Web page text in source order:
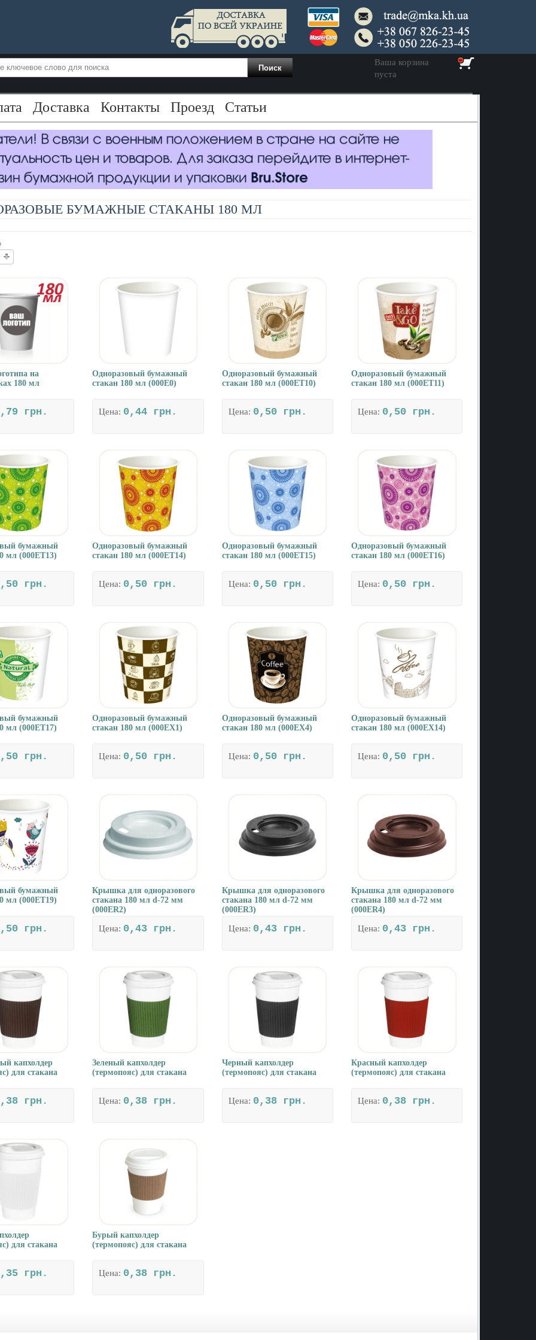
Ваша корзина
пуста
Доставка Контакты Проезд Статьи
БУМАЖНЫЕ СТАКАНЫ 180 МЛ
на
180 мл
грн.
Одноразовый бумажный
стакан 180 мл (000E0)
Цена: 0,44 грн.
Одноразовый бумажный
стакан 180 мл (000ET10)
Цена: 0,50 грн.
Одноразовый бумажный
стакан 180 мл (000ET11)
Цена: 0,50 грн.
бумажный
мл (000ET13)
грн.
Одноразовый бумажный
стакан 180 мл (000ET14)
Цена: 0,50 грн.
Одноразовый бумажный
стакан 180 мл (000ET15)
Цена: 0,50 грн.
Одноразовый бумажный
стакан 180 мл (000ET16)
Цена: 0,50 грн.
бумажный
мл (000ET17)
грн.
Одноразовый бумажный
стакан 180 мл (000EX1)
Цена: 0,50 грн.
Одноразовый бумажный
стакан 180 мл (000EX4)
Цена: 0,50 грн.
Одноразовый бумажный
стакан 180 мл (000EX14)
Цена: 0,50 грн.
бумажный
мл (000ET19)
грн.
Крышка для одноразового
стакана 180 мл d-72 мм
(000ER2)
Цена: 0,43 грн.
Крышка для одноразового
стакана 180 мл d-72 мм
(000ER3)
Цена: 0,43 грн.
Крышка для одноразового
стакана 180 мл d-72 мм
(000ER4)
Цена: 0,43 грн.
капхолдер
для стакана
грн.
Зеленый капхолдер
(термопояс) для стакана
Цена: 0,38 грн.
Черный капхолдер
(термопояс) для стакана
Цена: 0,38 грн.
Красный капхолдер
(термопояс) для стакана
Цена: 0,38 грн.
для стакана
грн.
Бурый капхолдер
(термопояс) для стакана
Цена: 0,38 грн.